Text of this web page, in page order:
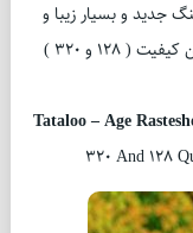
جدید و بسیار زیبا و
متفاوت اگه راستشو بخوای از تتلو عزیز با برترین کیفیت ( 128 و 320 )
Tataloo – Age
320 And 128